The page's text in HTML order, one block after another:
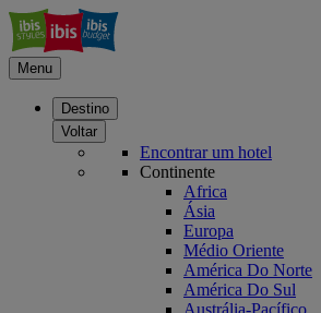
Menu
Destino
Voltar
Encontrar um hotel
Continente
Africa
Ásia
Europa
Médio Oriente
América Do Norte
América Do Sul
Austrália-Pacífico